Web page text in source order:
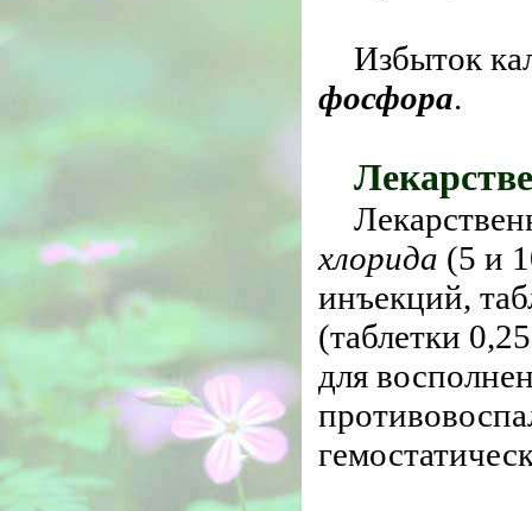
Избыток
фосфора.
хлорида (5 и
инъекций,
(таблетки
для